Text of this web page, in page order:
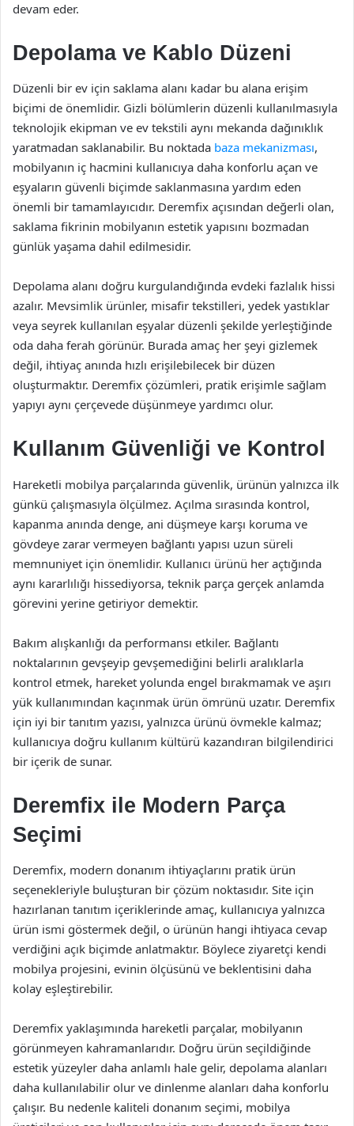
devam eder.
Depolama ve Kablo Düzeni
Düzenli bir ev için saklama alanı kadar bu alana erişim
biçimi de önemlidir. Gizli bölümlerin düzenli kullanılmasıyla
teknolojik ekipman ve ev tekstili aynı mekanda dağınıklık
yaratmadan saklanabilir. Bu noktada baza mekanizması,
mobilyanın iç hacmini kullanıcıya daha konforlu açan ve
eşyaların güvenli biçimde saklanmasına yardım eden
önemli bir tamamlayıcıdır. Deremfix açısından değerli olan,
saklama fikrinin mobilyanın estetik yapısını bozmadan
günlük yaşama dahil edilmesidir.
Depolama alanı doğru kurgulandığında evdeki fazlalık hissi
azalır. Mevsimlik ürünler, misafir tekstilleri, yedek yastıklar
veya seyrek kullanılan eşyalar düzenli şekilde yerleştiğinde
oda daha ferah görünür. Burada amaç her şeyi gizlemek
değil, ihtiyaç anında hızlı erişilebilecek bir düzen
oluşturmaktır. Deremfix çözümleri, pratik erişimle sağlam
yapıyı aynı çerçevede düşünmeye yardımcı olur.
Kullanım Güvenliği ve Kontrol
Hareketli mobilya parçalarında güvenlik, ürünün yalnızca ilk
günkü çalışmasıyla ölçülmez. Açılma sırasında kontrol,
kapanma anında denge, ani düşmeye karşı koruma ve
gövdeye zarar vermeyen bağlantı yapısı uzun süreli
memnuniyet için önemlidir. Kullanıcı ürünü her açtığında
aynı kararlılığı hissediyorsa, teknik parça gerçek anlamda
görevini yerine getiriyor demektir.
Bakım alışkanlığı da performansı etkiler. Bağlantı
noktalarının gevşeyip gevşemediğini belirli aralıklarla
kontrol etmek, hareket yolunda engel bırakmamak ve aşırı
yük kullanımından kaçınmak ürün ömrünü uzatır. Deremfix
için iyi bir tanıtım yazısı, yalnızca ürünü övmekle kalmaz;
kullanıcıya doğru kullanım kültürü kazandıran bilgilendirici
bir içerik de sunar.
Deremfix ile Modern Parça
Seçimi
Deremfix, modern donanım ihtiyaçlarını pratik ürün
seçenekleriyle buluşturan bir çözüm noktasıdır. Site için
hazırlanan tanıtım içeriklerinde amaç, kullanıcıya yalnızca
ürün ismi göstermek değil, o ürünün hangi ihtiyaca cevap
verdiğini açık biçimde anlatmaktır. Böylece ziyaretçi kendi
mobilya projesini, evinin ölçüsünü ve beklentisini daha
kolay eşleştirebilir.
Deremfix yaklaşımında hareketli parçalar, mobilyanın
görünmeyen kahramanlarıdır. Doğru ürün seçildiğinde
estetik yüzeyler daha anlamlı hale gelir, depolama alanları
daha kullanılabilir olur ve dinlenme alanları daha konforlu
çalışır. Bu nedenle kaliteli donanım seçimi, mobilya